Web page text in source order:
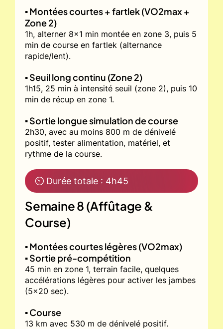
▪️ Montées courtes + fartlek (VO2max +
Zone 2)
1h, alterner 8x1 min montée en zone 3, puis 5
min de course en fartlek (alternance
rapide/lent).
▪️ Seuil long continu (Zone 2)
1h15, 25 min à intensité seuil (zone 2), puis 10
min de récup en zone 1.
▪️ Sortie longue simulation de course
2h30, avec au moins 800 m de dénivelé
positif, tester alimentation, matériel, et
rythme de la course.
⏲ Durée totale : 4h45
Semaine 8 (Affûtage &
Course)
▪️ Montées courtes légères (VO2max)
▪️ Sortie pré-compétition
45 min en zone 1, terrain facile, quelques
accélérations légères pour activer les jambes
(5x20 sec).
▪️ Course
13 km avec 530 m de dénivelé positif.